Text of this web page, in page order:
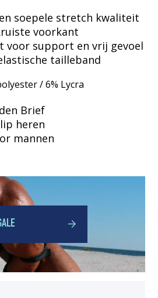
soepele stretch kwaliteit
voorkant
voor support en vrij gevoel
tailleband
/ 6% Lycra
Brief
heren
mannen